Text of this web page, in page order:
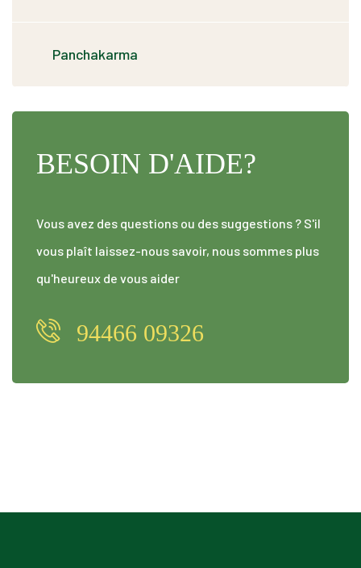
Panchakarma
BESOIN D'AIDE?
Vous avez des questions ou des suggestions ? S'il
vous plaît laissez-nous savoir, nous sommes plus
qu'heureux de vous aider
94466 09326